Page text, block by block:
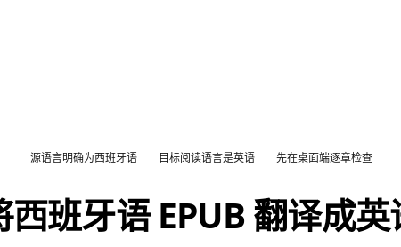
源语言明确为西班牙语 目标阅读语言是英语 先在桌面端逐章检查
西班牙语 EPUB 翻译成英